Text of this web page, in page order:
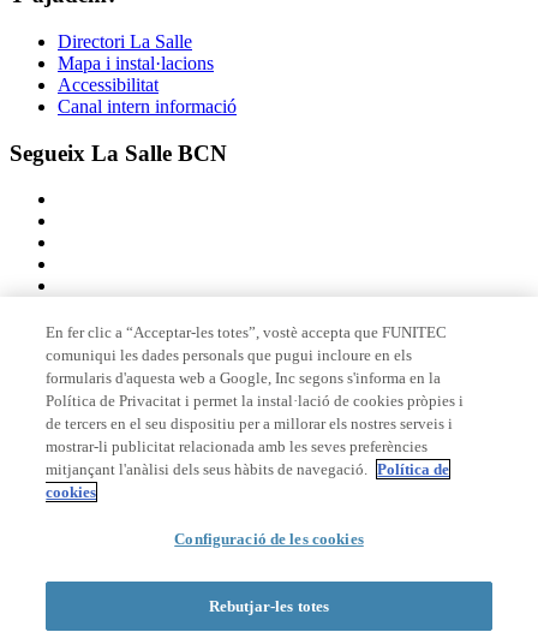
Directori La Salle
Mapa i instal·lacions
Accessibilitat
Canal intern informació
Segueix La Salle BCN
Membre de
Acreditacions
© 2026 La Salle Campus Barcelona - URL |Avís legal
Formulari de cerca
En fer clic a “Acceptar-les totes”, vostè accepta que FUNITEC
comuniqui les dades personals que pugui incloure en els
formularis d'aquesta web a Google, Inc segons s'informa en la
Política de Privacitat i permet la instal·lació de cookies pròpies i
de tercers en el seu dispositiu per a millorar els nostres serveis i
mostrar-li publicitat relacionada amb les seves preferències
mitjançant l'anàlisi dels seus hàbits de navegació. Política de
cookies
Configuració de les cookies
Rebutjar-les totes